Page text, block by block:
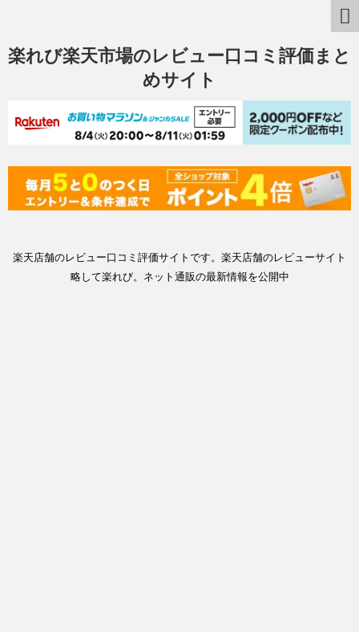
楽れび楽天市場のレビュー口コミ評価まと
めサイト
楽天店舗のレビュー口コミ評価サイトです。楽天店舗のレビューサイト
略して楽れび。ネット通販の最新情報を公開中